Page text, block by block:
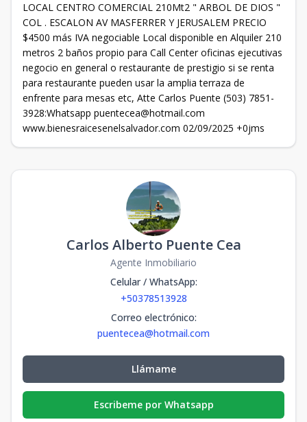
LOCAL CENTRO COMERCIAL 210Mt2 " ARBOL DE DIOS "
COL . ESCALON AV MASFERRER Y JERUSALEM PRECIO
$4500 más IVA negociable Local disponible en Alquiler 210
metros 2 baños propio para Call Center oficinas ejecutivas
negocio en general o restaurante de prestigio si se renta
para restaurante pueden usar la amplia terraza de
enfrente para mesas etc, Atte Carlos Puente (503) 7851-
3928:Whatsapp puentecea@hotmail.com
www.bienesraicesenelsalvador.com 02/09/2025 +0jms
Carlos Alberto Puente Cea
Agente Inmobiliario
Celular / WhatsApp:
+50378513928
Correo electrónico:
puentecea@hotmail.com
Llámame
Escribeme por Whatsapp